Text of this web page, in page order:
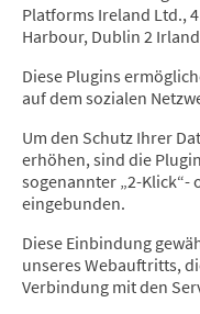
Platforms Ireland Ltd.,
Harbour, Dublin 2 Irland
Diese Plugins
auf dem sozialen
Um den Schutz Ihrer
erhöhen, sind die
sogenannter „2-Klick“-
eingebunden.
Diese Einbindung
unseres Webauftritts,
Verbindung mit den